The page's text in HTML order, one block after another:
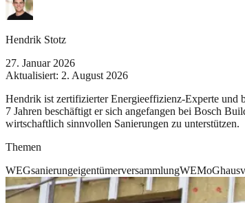
Hendrik Stotz
27. Januar 2026
Aktualisiert: 2. August 2026
Hendrik ist zertifizierter Energieeffizienz-Experte und
7 Jahren beschäftigt er sich angefangen bei Bosch
wirtschaftlich sinnvollen Sanierungen zu unterstützen.
Themen
WEGsanierungeigentümerversammlungWEMoG